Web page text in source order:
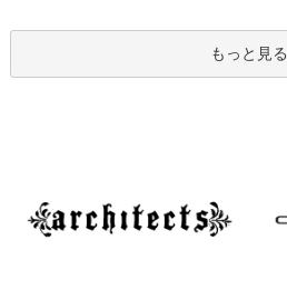
もっと見る